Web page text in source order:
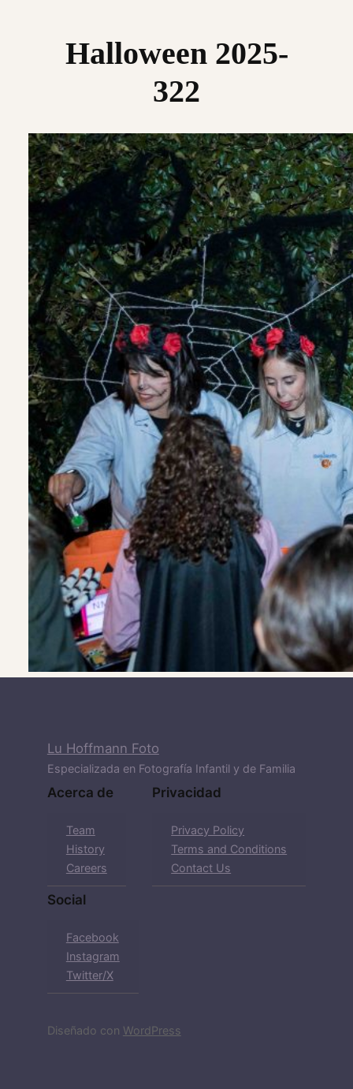
Halloween 2025-
322
Lu Hoffmann Foto
Especializada en Fotografía Infantil y de Familia
Acerca de
Team
History
Careers
Privacidad
Privacy Policy
Terms and Conditions
Contact Us
Social
Facebook
Instagram
Twitter/X
Diseñado con WordPress